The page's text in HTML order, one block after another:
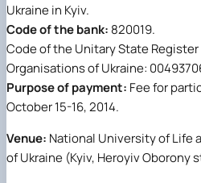
Ukraine in Kyiv.
Code of the bank: 820019.
Code of the Unitary State
Organisations of Ukraine:
Purpose of payment: Fee for
October 15-16, 2014.
Venue: National University of Life
of Ukraine (Kyiv, Heroyiv Oborony